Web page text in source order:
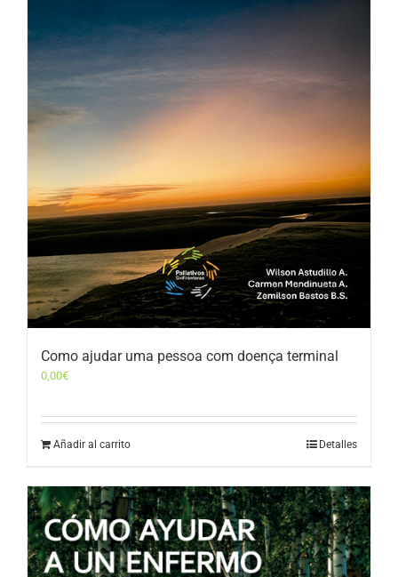
Como ajudar uma pessoa com doença terminal
0,00€
Añadir al carrito Detalles